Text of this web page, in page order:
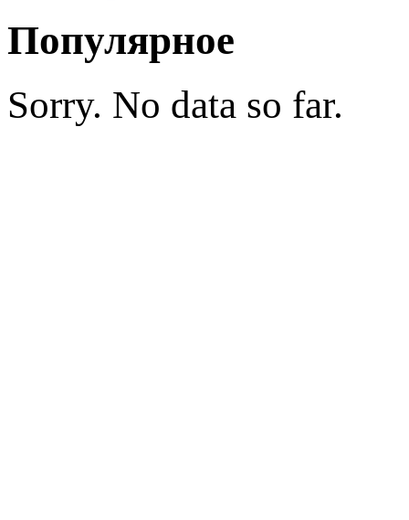
Популярное
Sorry. No data so far.